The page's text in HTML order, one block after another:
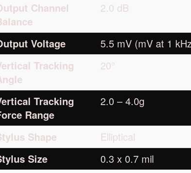
Channel
2.0 dB
Voltage
5.5 mV (mV at 1
Tracking
20°
Tracking
Range
2.0 – 4.0g
Shape
Elliptical
Size
0.3 x 0.7 mil